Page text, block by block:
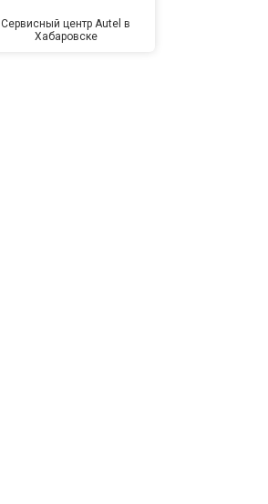
Сервисный центр Autel в
Хабаровске